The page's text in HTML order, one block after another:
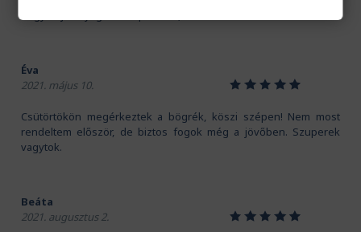
Éva
2021. május 10.
12345
Csütörtökön megérkeztek a bögrék, köszi szépen! Nem most
rendeltem először, de biztos fogok még a jövőben. Szuperek
vagytok.
Beáta
2021. augusztus 2.
12345